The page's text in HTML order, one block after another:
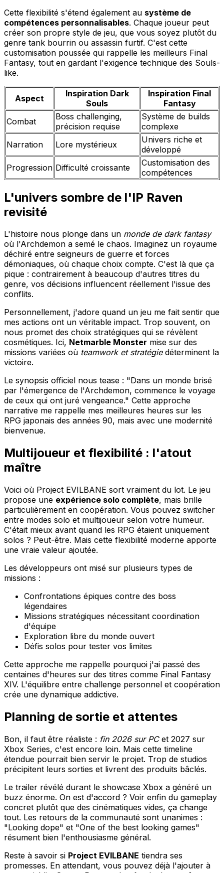
Cette flexibilité s'étend également au système de
compétences personnalisables. Chaque joueur peut
créer son propre style de jeu, que vous soyez plutôt du
genre tank bourrin ou assassin furtif. C'est cette
customisation poussée qui rappelle les meilleurs Final
Fantasy, tout en gardant l'exigence technique des Souls-
like.
Aspect
Inspiration Dark
Souls
Inspiration Final
Fantasy
Combat
Boss challenging,
précision requise
Système de builds
complexe
Narration
Lore mystérieux
Univers riche et
développé
Progression Difficulté croissante
Customisation des
compétences
L'univers sombre de l'IP Raven
revisité
L'histoire nous plonge dans un monde de dark fantasy
où l'Archdemon a semé le chaos. Imaginez un royaume
déchiré entre seigneurs de guerre et forces
démoniaques, où chaque choix compte. C'est là que ça
pique : contrairement à beaucoup d'autres titres du
genre, vos décisions influencent réellement l'issue des
conflits.
Personnellement, j'adore quand un jeu me fait sentir que
mes actions ont un véritable impact. Trop souvent, on
nous promet des choix stratégiques qui se révèlent
cosmétiques. Ici, Netmarble Monster mise sur des
missions variées où teamwork et stratégiedéterminent la
victoire.
Le synopsis officiel nous tease : "Dans un monde brisé
par l'émergence de l'Archdemon, commence le voyage
de ceux qui ont juré vengeance." Cette approche
narrative me rappelle mes meilleures heures sur les
RPG japonais des années 90, mais avec une modernité
bienvenue.
Multijoueur et flexibilité : l'atout
maître
Voici où Project EVILBANE sort vraiment du lot. Le jeu
propose une expérience solo complète, mais brille
particulièrement en coopération. Vous pouvez switcher
entre modes solo et multijoueur selon votre humeur.
C'était mieux avant quand les RPG étaient uniquement
solos ? Peut-être. Mais cette flexibilité moderne apporte
une vraie valeur ajoutée.
Les développeurs ont misé sur plusieurs types de
missions :
Confrontations épiques contre des boss
légendaires
Missions stratégiques nécessitant coordination
d'équipe
Exploration libre du monde ouvert
Défis solos pour tester vos limites
Cette approche me rappelle pourquoi j'ai passé des
centaines d'heures sur des titres comme Final Fantasy
XIV. L'équilibre entre challenge personnel et coopération
crée une dynamique addictive.
Planning de sortie et attentes
Bon, il faut être réaliste : fin 2026 sur PCet 2027 sur
Xbox Series, c'est encore loin. Mais cette timeline
étendue pourrait bien servir le projet. Trop de studios
précipitent leurs sorties et livrent des produits bâclés.
Le trailer révélé durant le showcase Xbox a généré un
buzz énorme. On est d'accord ? Voir enfin du gameplay
concret plutôt que des cinématiques vides, ça change
tout. Les retours de la communauté sont unanimes :
"Looking dope" et "One of the best looking games"
résument bien l'enthousiasme général.
Reste à savoir si Project EVILBANE tiendra ses
promesses. En attendant, vous pouvez déjà l'ajouter à